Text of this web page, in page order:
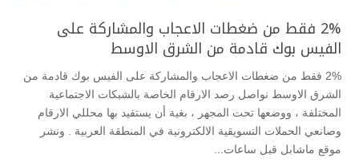
2% فقط من ضغطات الاعجاب والمشاركة على
الفيس بوك قادمة من الشرق الاوسط
2% فقط من ضغطات الاعجاب والمشاركة على الفيس بوك قادمة من
الشرق الاوسط نواصل رصد الارقام الخاصة بالشبكات الاجتماعية
المختلفة ، ووضعها تحت المجهر ، بغية أن يستفيد بها محللي الارقام
وصانعي الحملات التسويقية الالكترونية في المنطقة العربية . ونشر
موقع ماشابل قبل ساعات...